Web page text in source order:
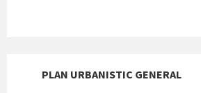
PLAN URBANISTIC GENERAL